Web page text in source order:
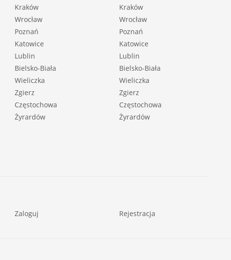
Kraków
Wrocław
Poznań
Katowice
Lublin
Bielsko-Biała
Wieliczka
Zgierz
Częstochowa
Żyrardów
Kraków
Wrocław
Poznań
Katowice
Lublin
Bielsko-Biała
Wieliczka
Zgierz
Częstochowa
Żyrardów
Zaloguj Rejestracja